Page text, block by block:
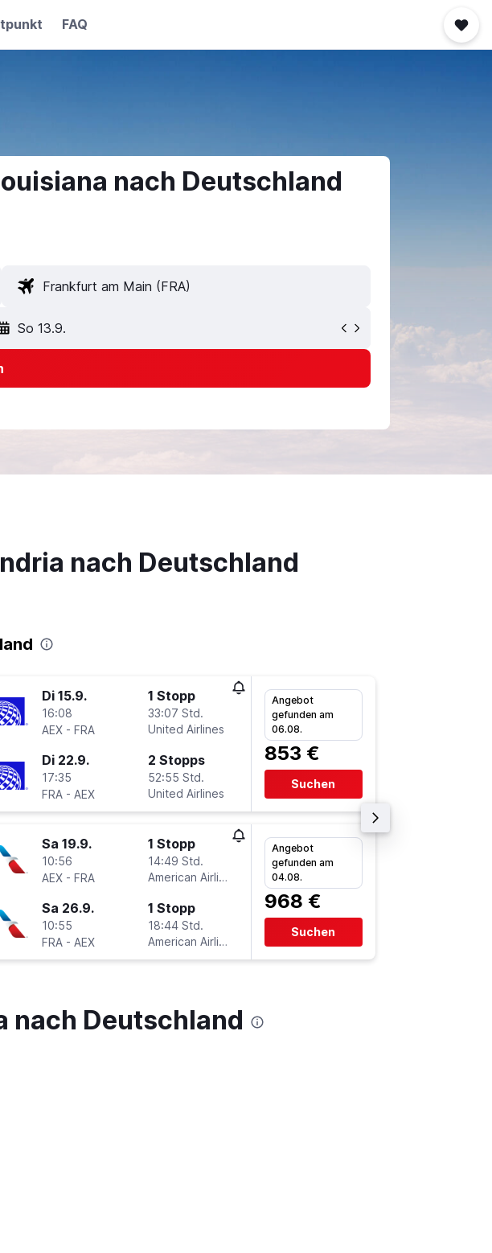
FAQ
nach Deutschland
So 13.9.
nach Deutschland
Di 15.9.
16:08
AEX- FRA
1 Stopp
33:07 Std.
United Airlines
Di 22.9.
17:35
FRA - AEX
2 Stopps
52:55 Std.
United Airlines
Angebot
gefunden am
06.08.
853 €
Suchen
Sa 19.9.
10:56
AEX- FRA
1 Stopp
14:49 Std.
American Airlines
Sa 26.9.
10:55
FRA - AEX
1 Stopp
18:44 Std.
American Airlines
Angebot
gefunden am
04.08.
968 €
Suchen
nach Deutschland